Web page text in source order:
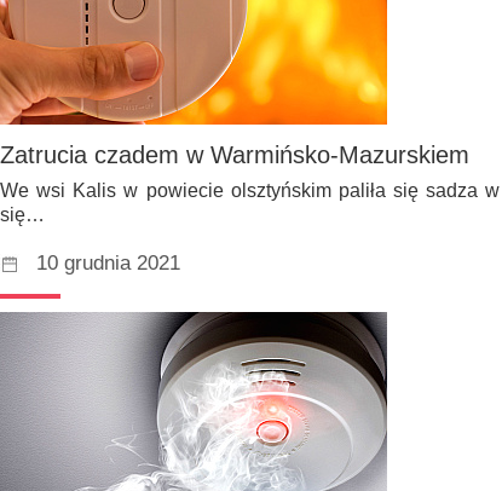
Zatrucia czadem w Warmińsko-Mazurskiem
We wsi Kalis w powiecie olsztyńskim paliła się sadza
się…
10 grudnia 2021